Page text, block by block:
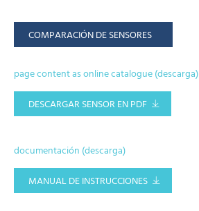
COMPARACIÓN DE SENSORES
page content as online catalogue (descarga)
DESCARGAR SENSOR EN PDF
documentación (descarga)
MANUAL DE INSTRUCCIONES